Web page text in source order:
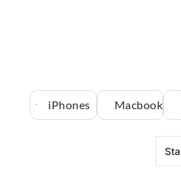
iPhones Macbook